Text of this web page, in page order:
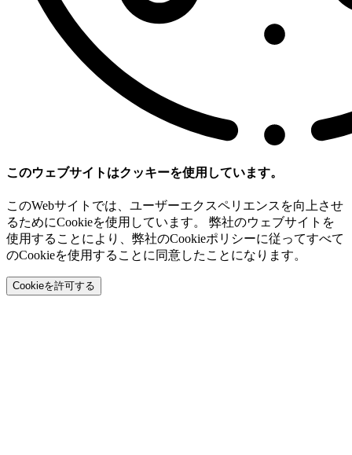
このウェブサイトはクッキーを使用しています。
このWebサイトでは、ユーザーエクスペリエンスを向上させ
るためにCookieを使用しています。 弊社のウェブサイトを
使用することにより、弊社のCookieポリシーに従ってすべて
のCookieを使用することに同意したことになります。
Cookieを許可する